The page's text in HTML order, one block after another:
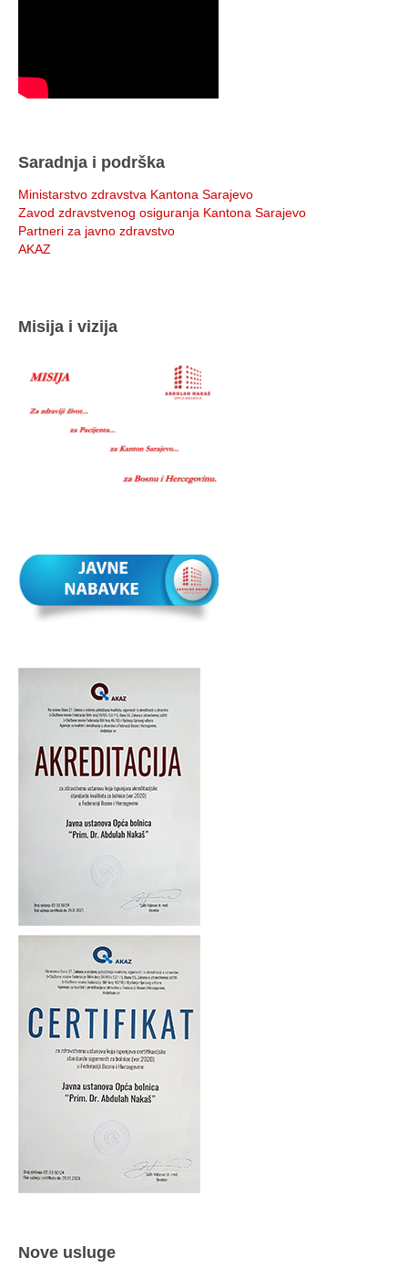
Saradnja i podrška
Ministarstvo zdravstva Kantona Sarajevo
Zavod zdravstvenog osiguranja Kantona Sarajevo
Partneri za javno zdravstvo
AKAZ
Misija i vizija
Nove usluge